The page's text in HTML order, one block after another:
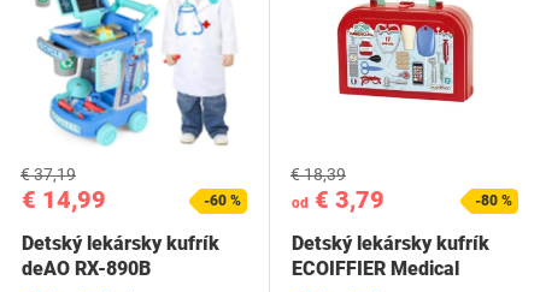
€ 14,99
€ 37,19
-60 %
Detský lekársky kufrík
deAO RX-890B
od € 3,79
€ 18,39
-80 %
Detský lekársky kufrík
ECOIFFIER Medical